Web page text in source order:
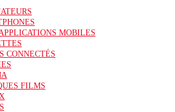
MOBILES
CONNECTÉS
FILMS